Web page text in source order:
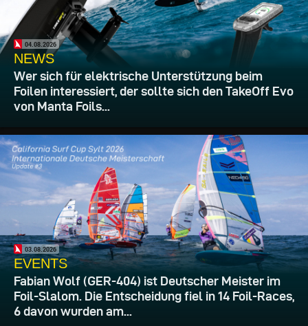
04.08.2026
NEWS
Wer sich für elektrische Unterstützung beim
Foilen interessiert, der sollte sich den TakeOff Evo
von Manta Foils...
03.08.2026
EVENTS
Fabian Wolf (GER-404) ist Deutscher Meister im
Foil-Slalom. Die Entscheidung fiel in 14 Foil-Races,
6 davon wurden am...